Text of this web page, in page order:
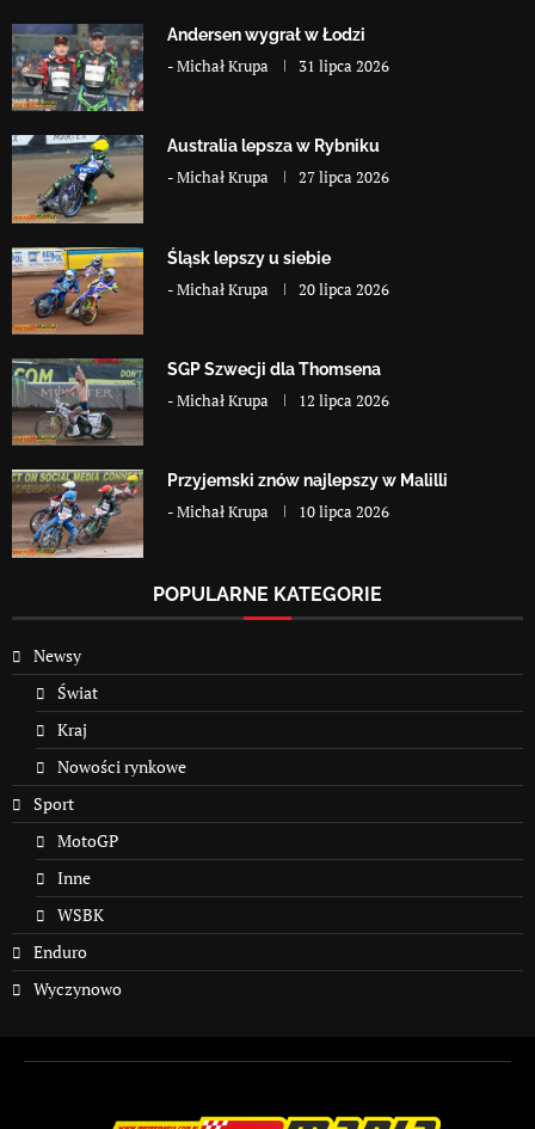
Andersen wygrał w Łodzi
-Michał Krupa 31 lipca 2026
Australia lepsza w Rybniku
-Michał Krupa 27 lipca 2026
Śląsk lepszy u siebie
-Michał Krupa 20 lipca 2026
SGP Szwecji dla Thomsena
-Michał Krupa 12 lipca 2026
Przyjemski znów najlepszy w Malilli
-Michał Krupa 10 lipca 2026
POPULARNE KATEGORIE
Newsy
Świat
Kraj
Nowości rynkowe
Sport
MotoGP
Inne
WSBK
Enduro
Wyczynowo